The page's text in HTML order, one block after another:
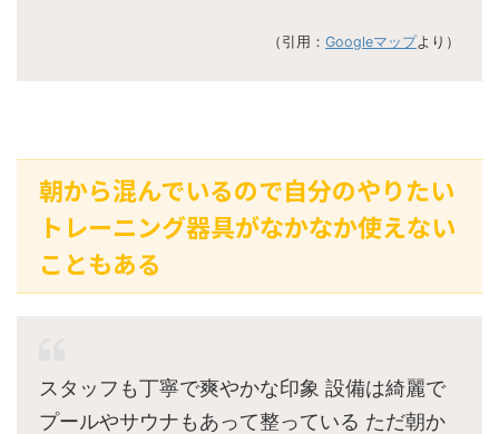
（引用： Googleマップより）
朝から混んでいるので自分のやりたい
トレーニング器具がなかなか使えない
こともある
スタッフも丁寧で爽やかな印象 設備は綺麗で
プールやサウナもあって整っている ただ朝か